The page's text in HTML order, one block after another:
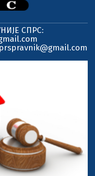
СПРС: